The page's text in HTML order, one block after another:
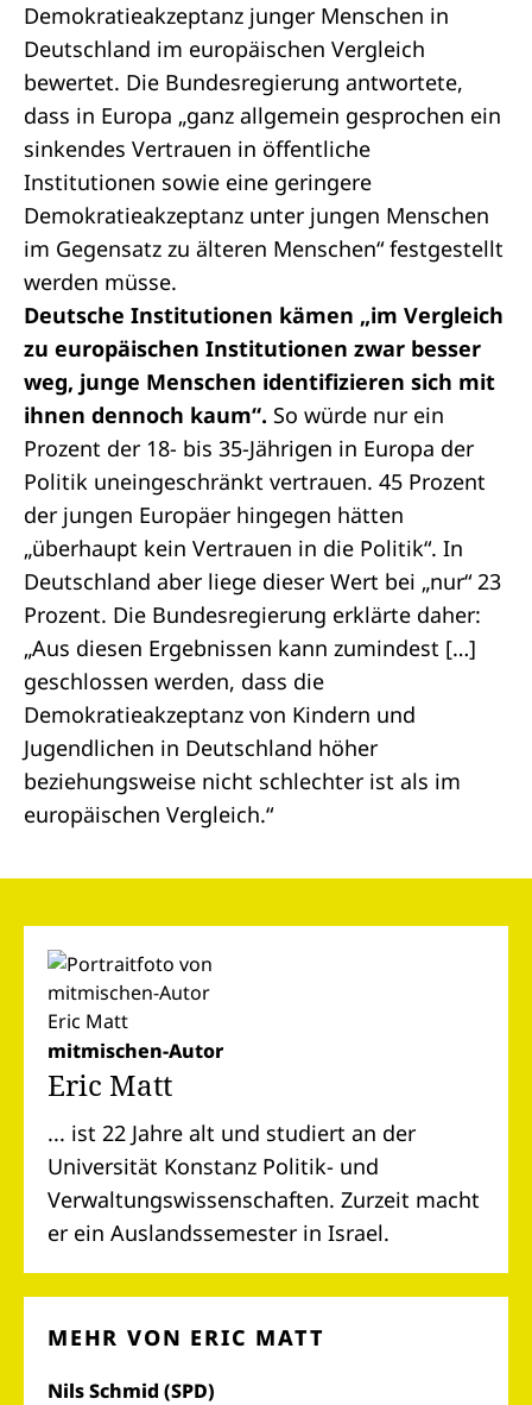
Demokratieakzeptanz junger Menschen in
Deutschland im europäischen Vergleich
bewertet. Die Bundesregierung antwortete,
dass in Europa „ganz allgemein gesprochen ein
sinkendes Vertrauen in öffentliche
Institutionen sowie eine geringere
Demokratieakzeptanz unter jungen Menschen
im Gegensatz zu älteren Menschen“ festgestellt
werden müsse.
Deutsche Institutionen kämen „im Vergleich
zu europäischen Institutionen zwar besser
weg, junge Menschen identifizieren sich mit
ihnen dennoch kaum“. So würde nur ein
Prozent der 18- bis 35-Jährigen in Europa der
Politik uneingeschränkt vertrauen. 45 Prozent
der jungen Europäer hingegen hätten
„überhaupt kein Vertrauen in die Politik“. In
Deutschland aber liege dieser Wert bei „nur“ 23
Prozent. Die Bundesregierung erklärte daher:
„Aus diesen Ergebnissen kann zumindest […]
geschlossen werden, dass die
Demokratieakzeptanz von Kindern und
Jugendlichen in Deutschland höher
beziehungsweise nicht schlechter ist als im
europäischen Vergleich.“
mitmischen-Autor
Eric Matt
... ist 22 Jahre alt und studiert an der
Universität Konstanz Politik- und
Verwaltungswissenschaften. Zurzeit macht
er ein Auslandssemester in Israel.
MEHR VON ERIC MATT
Nils Schmid (SPD)